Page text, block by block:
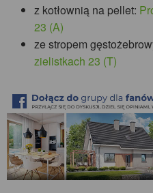
z kotłownią na pellet:
23 (A)
ze stropem
zielistkach 23 (T)